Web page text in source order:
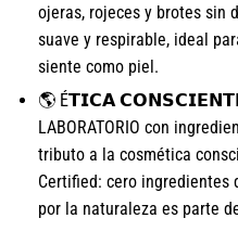
ojeras, rojeces y brotes sin
suave y respirable, ideal
siente como piel.
🌎 É𝗧𝗜𝗖𝗔 𝗖𝗢𝗡𝗦𝗖𝗜𝗘𝗡𝗧𝗘:
LABORATORIO con
tributo a la cosmética
Certified: cero ingredientes
por la naturaleza es parte